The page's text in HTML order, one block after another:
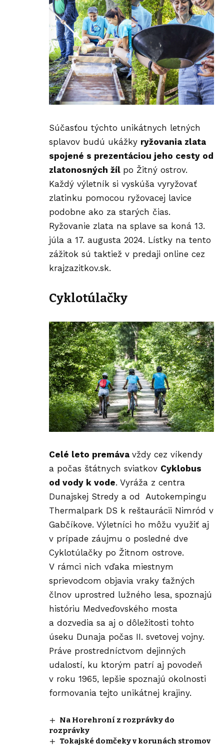
Súčasťou týchto unikátnych letných
splavov budú ukážky ryžovania zlata
spojené s prezentáciou jeho cesty od
zlatonosných žíl po Žitný ostrov.
Každý výletník si vyskúša vyryžovať
zlatinku pomocou ryžovacej lavice
podobne ako za starých čias.
Ryžovanie zlata na splave sa koná 13.
júla a 17. augusta 2024. Lístky na tento
zážitok sú taktiež v predaji online cez
krajzazitkov.sk.
Cyklotúlačky
Celé leto premáva vždy cez víkendy
a počas štátnych sviatkov Cyklobus
od vody k vode. Vyráža z centra
Dunajskej Stredy a od Autokempingu
Thermalpark DS k reštaurácii Nimród v
Gabčíkove. Výletníci ho môžu využiť aj
v prípade záujmu o posledné dve
Cyklotúlačky po Žitnom ostrove.
V rámci nich vďaka miestnym
sprievodcom objavia vraky ťažných
člnov uprostred lužného lesa, spoznajú
históriu Medveďovského mosta
a dozvedia sa aj o dôležitosti tohto
úseku Dunaja počas II. svetovej vojny.
Práve prostredníctvom dejinných
udalostí, ku ktorým patrí aj povodeň
v roku 1965, lepšie spoznajú okolnosti
formovania tejto unikátnej krajiny.
Na Horehroní z rozprávky do
rozprávky
Tokajské domčeky v korunách stromov